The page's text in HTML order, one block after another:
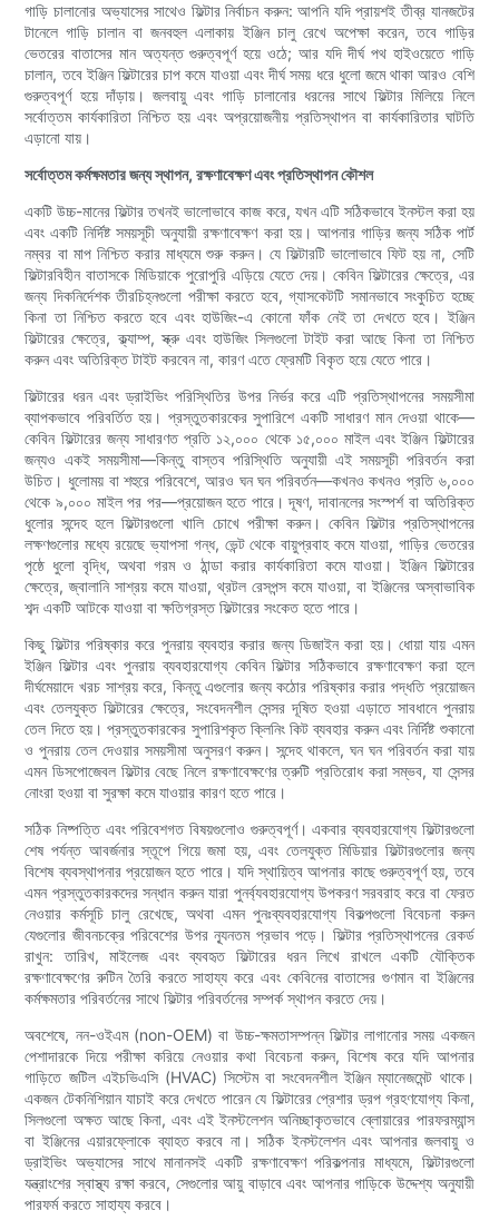
গাড়ি চালানোর অভ্যাসের সাথেও ফিল্টার নির্বাচন করুন: আপনি যদি প্রায়শই তীব্র যানজটের
টানেলে গাড়ি চালান বা জনবহুল এলাকায় ইঞ্জিন চালু রেখে অপেক্ষা করেন, তবে গাড়ির
ভেতরের বাতাসের মান অত্যন্ত গুরুত্বপূর্ণ হয়ে ওঠে; আর যদি দীর্ঘ পথ হাইওয়েতে গাড়ি
চালান, তবে ইঞ্জিন ফিল্টারের চাপ কমে যাওয়া এবং দীর্ঘ সময় ধরে ধুলো জমে থাকা আরও বেশি
গুরুত্বপূর্ণ হয়ে দাঁড়ায়। জলবায়ু এবং গাড়ি চালানোর ধরনের সাথে ফিল্টার মিলিয়ে নিলে
সর্বোত্তম কার্যকারিতা নিশ্চিত হয় এবং অপ্রয়োজনীয় প্রতিস্থাপন বা কার্যকারিতার ঘাটতি
এড়ানো যায়।
সর্বোত্তম কর্মক্ষমতার জন্য স্থাপন, রক্ষণাবেক্ষণ এবং প্রতিস্থাপন কৌশল
একটি উচ্চ-মানের ফিল্টার তখনই ভালোভাবে কাজ করে, যখন এটি সঠিকভাবে ইনস্টল করা হয়
এবং একটি নির্দিষ্ট সময়সূচী অনুযায়ী রক্ষণাবেক্ষণ করা হয়। আপনার গাড়ির জন্য সঠিক পার্ট
নম্বর বা মাপ নিশ্চিত করার মাধ্যমে শুরু করুন। যে ফিল্টারটি ভালোভাবে ফিট হয় না, সেটি
ফিল্টারবিহীন বাতাসকে মিডিয়াকে পুরোপুরি এড়িয়ে যেতে দেয়। কেবিন ফিল্টারের ক্ষেত্রে, এর
জন্য দিকনির্দেশক তীরচিহ্নগুলো পরীক্ষা করতে হবে, গ্যাসকেটটি সমানভাবে সংকুচিত হচ্ছে
কিনা তা নিশ্চিত করতে হবে এবং হাউজিং-এ কোনো ফাঁক নেই তা দেখতে হবে। ইঞ্জিন
ফিল্টারের ক্ষেত্রে, ক্ল্যাম্প, স্ক্রু এবং হাউজিং সিলগুলো টাইট করা আছে কিনা তা নিশ্চিত
করুন এবং অতিরিক্ত টাইট করবেন না, কারণ এতে ফ্রেমটি বিকৃত হয়ে যেতে পারে।
ফিল্টারের ধরন এবং ড্রাইভিং পরিস্থিতির উপর নির্ভর করে এটি প্রতিস্থাপনের সময়সীমা
ব্যাপকভাবে পরিবর্তিত হয়। প্রস্তুতকারকের সুপারিশে একটি সাধারণ মান দেওয়া থাকে—
কেবিন ফিল্টারের জন্য সাধারণত প্রতি ১২,০০০ থেকে ১৫,০০০ মাইল এবং ইঞ্জিন ফিল্টারের
জন্যও একই সময়সীমা—কিন্তু বাস্তব পরিস্থিতি অনুযায়ী এই সময়সূচী পরিবর্তন করা
উচিত। ধুলোময় বা শহুরে পরিবেশে, আরও ঘন ঘন পরিবর্তন—কখনও কখনও প্রতি ৬,০০০
থেকে ৯,০০০ মাইল পর পর—প্রয়োজন হতে পারে। দূষণ, দাবানলের সংস্পর্শ বা অতিরিক্ত
ধুলোর সন্দেহ হলে ফিল্টারগুলো খালি চোখে পরীক্ষা করুন। কেবিন ফিল্টার প্রতিস্থাপনের
লক্ষণগুলোর মধ্যে রয়েছে ভ্যাপসা গন্ধ, ভেন্ট থেকে বায়ুপ্রবাহ কমে যাওয়া, গাড়ির ভেতরের
পৃষ্ঠে ধুলো বৃদ্ধি, অথবা গরম ও ঠান্ডা করার কার্যকারিতা কমে যাওয়া। ইঞ্জিন ফিল্টারের
ক্ষেত্রে, জ্বালানি সাশ্রয় কমে যাওয়া, থ্রটল রেসপন্স কমে যাওয়া, বা ইঞ্জিনের অস্বাভাবিক
শব্দ একটি আটকে যাওয়া বা ক্ষতিগ্রস্ত ফিল্টারের সংকেত হতে পারে।
কিছু ফিল্টার পরিষ্কার করে পুনরায় ব্যবহার করার জন্য ডিজাইন করা হয়। ধোয়া যায় এমন
ইঞ্জিন ফিল্টার এবং পুনরায় ব্যবহারযোগ্য কেবিন ফিল্টার সঠিকভাবে রক্ষণাবেক্ষণ করা হলে
দীর্ঘমেয়াদে খরচ সাশ্রয় করে, কিন্তু এগুলোর জন্য কঠোর পরিষ্কার করার পদ্ধতি প্রয়োজন
এবং তেলযুক্ত ফিল্টারের ক্ষেত্রে, সংবেদনশীল সেন্সর দূষিত হওয়া এড়াতে সাবধানে পুনরায়
তেল দিতে হয়। প্রস্তুতকারকের সুপারিশকৃত ক্লিনিং কিট ব্যবহার করুন এবং নির্দিষ্ট শুকানো
ও পুনরায় তেল দেওয়ার সময়সীমা অনুসরণ করুন। সন্দেহ থাকলে, ঘন ঘন পরিবর্তন করা যায়
এমন ডিসপোজেবল ফিল্টার বেছে নিলে রক্ষণাবেক্ষণের ত্রুটি প্রতিরোধ করা সম্ভব, যা সেন্সর
নোংরা হওয়া বা সুরক্ষা কমে যাওয়ার কারণ হতে পারে।
সঠিক নিষ্পত্তি এবং পরিবেশগত বিষয়গুলোও গুরুত্বপূর্ণ। একবার ব্যবহারযোগ্য ফিল্টারগুলো
শেষ পর্যন্ত আবর্জনার স্তূপে গিয়ে জমা হয়, এবং তেলযুক্ত মিডিয়ার ফিল্টারগুলোর জন্য
বিশেষ ব্যবস্থাপনার প্রয়োজন হতে পারে। যদি স্থায়িত্ব আপনার কাছে গুরুত্বপূর্ণ হয়, তবে
এমন প্রস্তুতকারকদের সন্ধান করুন যারা পুনর্ব্যবহারযোগ্য উপকরণ সরবরাহ করে বা ফেরত
নেওয়ার কর্মসূচি চালু রেখেছে, অথবা এমন পুনঃব্যবহারযোগ্য বিকল্পগুলো বিবেচনা করুন
যেগুলোর জীবনচক্রে পরিবেশের উপর ন্যূনতম প্রভাব পড়ে। ফিল্টার প্রতিস্থাপনের রেকর্ড
রাখুন: তারিখ, মাইলেজ এবং ব্যবহৃত ফিল্টারের ধরন লিখে রাখলে একটি যৌক্তিক
রক্ষণাবেক্ষণের রুটিন তৈরি করতে সাহায্য করে এবং কেবিনের বাতাসের গুণমান বা ইঞ্জিনের
কর্মক্ষমতার পরিবর্তনের সাথে ফিল্টার পরিবর্তনের সম্পর্ক স্থাপন করতে দেয়।
অবশেষে, নন-ওইএম (non-OEM) বা উচ্চ-ক্ষমতাসম্পন্ন ফিল্টার লাগানোর সময় একজন
পেশাদারকে দিয়ে পরীক্ষা করিয়ে নেওয়ার কথা বিবেচনা করুন, বিশেষ করে যদি আপনার
গাড়িতে জটিল এইচভিএসি (HVAC) সিস্টেম বা সংবেদনশীল ইঞ্জিন ম্যানেজমেন্ট থাকে।
একজন টেকনিশিয়ান যাচাই করে দেখতে পারেন যে ফিল্টারের প্রেশার ড্রপ গ্রহণযোগ্য কিনা,
সিলগুলো অক্ষত আছে কিনা, এবং এই ইনস্টলেশন অনিচ্ছাকৃতভাবে ব্লোয়ারের পারফরম্যান্স
বা ইঞ্জিনের এয়ারফ্লোকে ব্যাহত করবে না। সঠিক ইনস্টলেশন এবং আপনার জলবায়ু ও
ড্রাইভিং অভ্যাসের সাথে মানানসই একটি রক্ষণাবেক্ষণ পরিকল্পনার মাধ্যমে, ফিল্টারগুলো
যন্ত্রাংশের স্বাস্থ্য রক্ষা করবে, সেগুলোর আয়ু বাড়াবে এবং আপনার গাড়িকে উদ্দেশ্য অনুযায়ী
পারফর্ম করতে সাহায্য করবে।